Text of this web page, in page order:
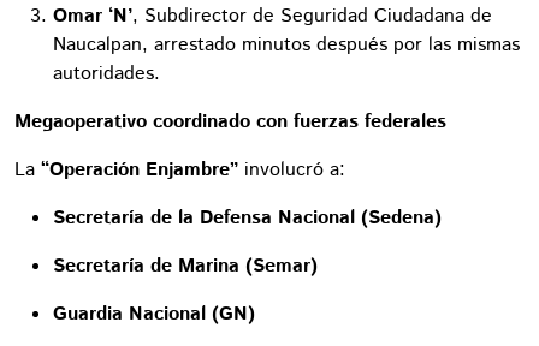
Omar ‘N’, Subdirector de Seguridad Ciudadana de
Naucalpan, arrestado minutos después por las mismas
autoridades.
Megaoperativo coordinado con fuerzas federales
La “Operación Enjambre” involucró a:
Secretaría de la Defensa Nacional (Sedena)
Secretaría de Marina (Semar)
Guardia Nacional (GN)